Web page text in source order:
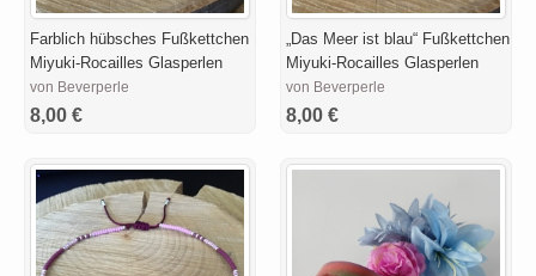
Farblich hübsches Fußkettchen
Miyuki-Rocailles Glasperlen
von Beverperle
8,00 €
„Das Meer ist blau“ Fußkettchen
Miyuki-Rocailles Glasperlen
von Beverperle
8,00 €